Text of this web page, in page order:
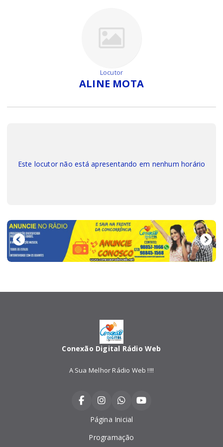
Locutor
ALINE MOTA
Este locutor não está apresentando em nenhum horário
Conexão Digital Rádio Web
A Sua Melhor Rádio Web !!!!
Página Inicial
Programação